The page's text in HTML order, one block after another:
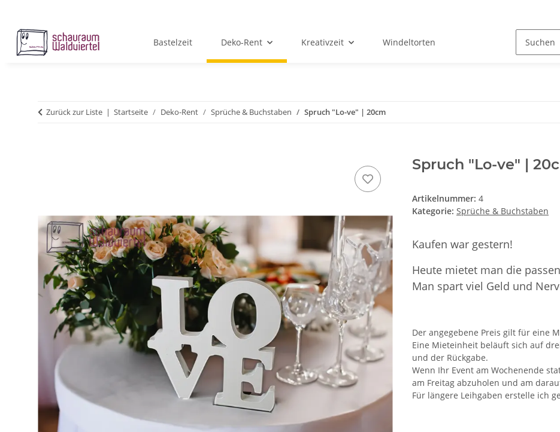
Bastelzeit Deko-Rent Kreativzeit Windeltorten
Zurück zur Liste Startseite Deko-Rent Sprüche & Buchstaben Spruch "Lo-ve" | 20cm
Spruch "Lo-ve" |
Artikelnummer: 4
Kategorie: Sprüche & Buchstaben
Kaufen war gestern!
Heute mietet man die
Man spart viel Geld und
Der angegebene Preis gilt für eine
Eine Mieteinheit beläuft sich auf
und der Rückgabe.
Wenn Ihr Event am Wochenende
am Freitag abzuholen und am
Für längere Leihgaben erstelle ich